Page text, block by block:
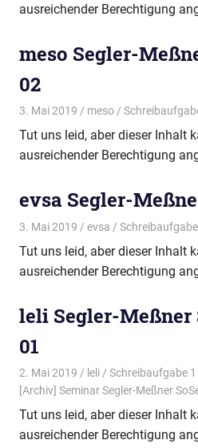
ausreichender Berechtigung
meso Segler-
02
3. Mai 2019 meso
Tut uns leid, aber dieser Inhalt
ausreichender Berechtigung
evsa Segler-
3. Mai 2019 evsa
Tut uns leid, aber dieser Inhalt
ausreichender Berechtigung
leli Segler-Meßner
01
2. Mai 2019 leli Schreibaufgabe 1
[Archiv] Seminar Segler-Meßner
Tut uns leid, aber dieser Inhalt
ausreichender Berechtigung